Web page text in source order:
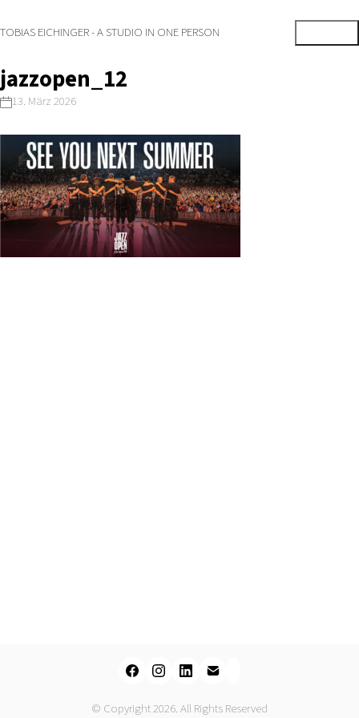
TOBIAS EICHINGER - A STUDIO IN ONE PERSON
jazzopen_12
13. März 2026
© Copyright 2026. All Rights Reserved